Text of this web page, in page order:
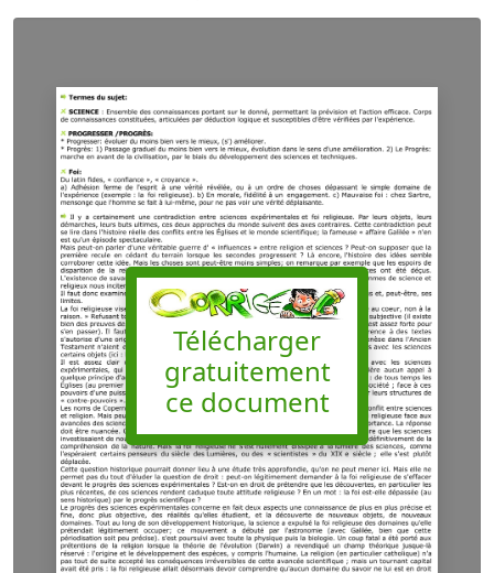
Télécharger
gratuitement
ce document